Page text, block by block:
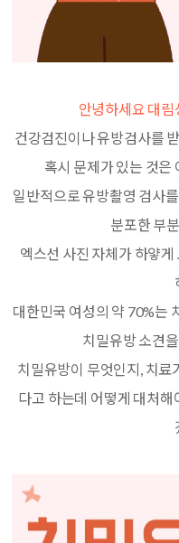
안녕하세요 대
건강검진이나 유방검사를
혹시 문제가 있는 것은
일반적으로 유방촬영 검사
분포한 부
엑스선 사진 자체가 하얗
대한민국 여성의 약 70%는
치밀유방 소견
치밀유방이 무엇인지, 치료
다고 하는데 어떻게 대처